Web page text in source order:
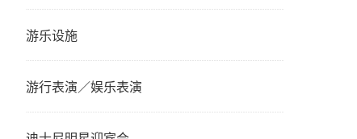
游乐设施
游行表演／娱乐表演